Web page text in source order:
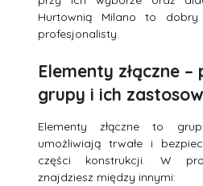
Hurtownią Milano to
profesjonalisty.
Elementy złączne
grupy i ich
Elementy złączne to
umożliwiają trwałe i
części konstrukcji. W
znajdziesz między innymi: